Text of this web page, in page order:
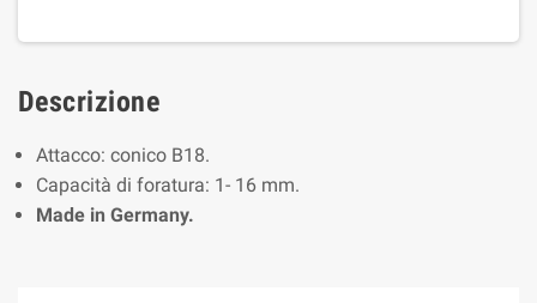
Descrizione
Attacco: conico B18.
Capacità di foratura: 1- 16 mm.
Made in Germany.